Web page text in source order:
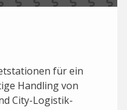
für ein
Handling von
City-Logistik-